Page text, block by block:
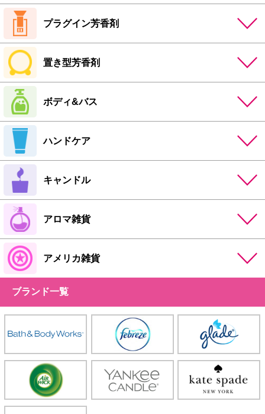
プラグイン芳香剤
置き型芳香剤
ボディ&バス
ハンドケア
キャンドル
アロマ雑貨
アメリカ雑貨
ブランド一覧